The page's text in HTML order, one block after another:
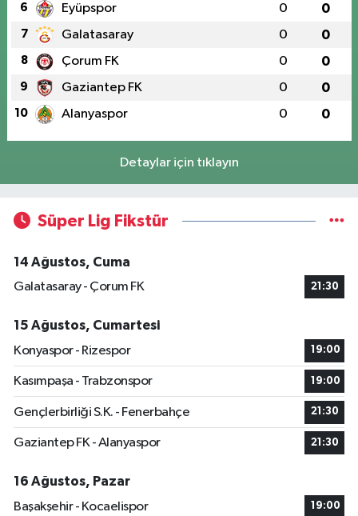
6 Eyüpspor 0 0
7 Galatasaray 0 0
8 Çorum FK 0 0
9 Gaziantep FK 0 0
10 Alanyaspor 0 0
Detaylar için tıklayın
Süper Lig Fikstür
14 Ağustos, Cuma
Galatasaray - Çorum FK
21:30
15 Ağustos, Cumartesi
Konyaspor - Rizespor
19:00
Kasımpaşa - Trabzonspor 19:00
Gençlerbirliği S.K. - Fenerbahçe 21:30
Gaziantep FK - Alanyaspor 21:30
16 Ağustos, Pazar
Başakşehir - Kocaelispor
19:00